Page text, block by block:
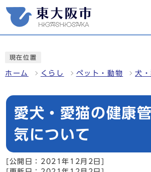
現在位置
ホーム くらし ペット・動物 犬
愛犬・愛猫の健康
気について
[公開日：2021年12月2日]